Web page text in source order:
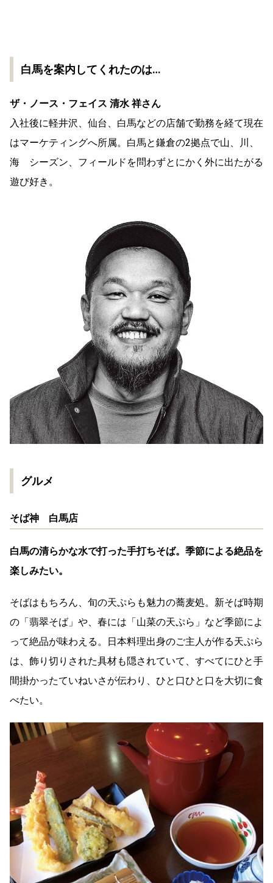
白馬を案内してくれたのは…
ザ・ノース・フェイス 清水 祥さん
入社後に軽井沢、仙台、白馬などの店舗で勤務を経て現在
はマーケティングへ所属。白馬と鎌倉の2拠点で山、川、
海 シーズン、フィールドを問わずとにかく外に出たがる
遊び好き。
グルメ
そば神 白馬店
白馬の清らかな水で打った手打ちそば。季節による絶品を
楽しみたい。
そばはもちろん、旬の天ぷらも魅力の蕎麦処。新そば時期
の「翡翠そば」や、春には「山菜の天ぷら」など季節によ
って絶品が味わえる。日本料理出身のご主人が作る天ぷら
は、飾り切りされた具材も隠されていて、すべてにひと手
間掛かったていねいさが伝わり、ひと口ひと口を大切に食
べたい。